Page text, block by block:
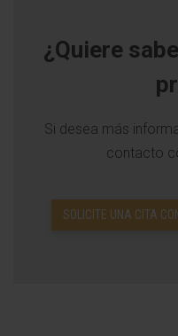
¿Quiere
Si desea más
contacto
SOLICITE UNA CITA